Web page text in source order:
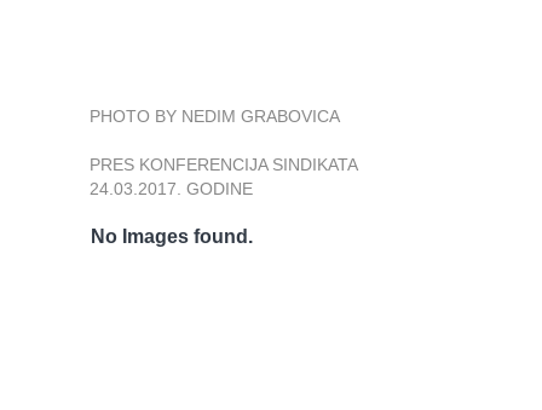
PHOTO BY NEDIM GRABOVICA
PRES KONFERENCIJA SINDIKATA
24.03.2017. GODINE
No Images found.